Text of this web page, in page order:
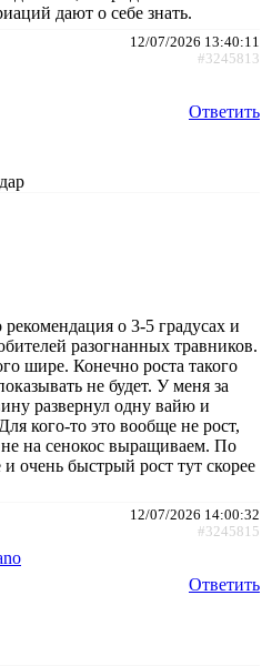
дают о себе знать.
12/07/2026 13:40:11
#3245813
Ответить
о 3-5 градусах и
разогнанных травников.
шире. Конечно роста такого
не будет. У меня за
развернул одну вайю и
кого-то это вообще не рост,
на сенокос выращиваем. По
очень быстрый рост тут скорее
12/07/2026 14:00:32
#3245815
Ответить